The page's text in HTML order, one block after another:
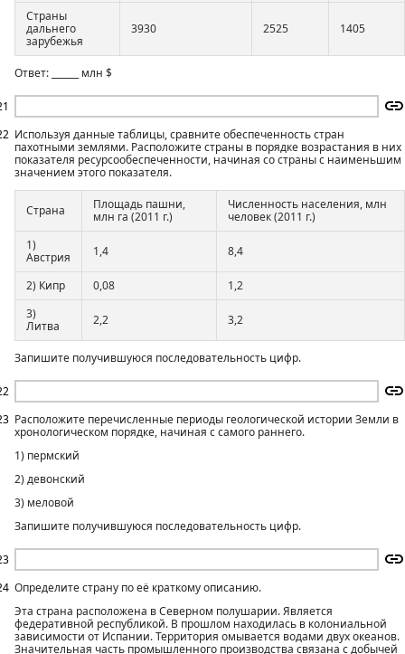
Страны
дальнего
зарубежья
3930 2525 1405
Ответ: ______ млн $
Используя данные таблицы, сравните обеспеченность стран
пахотными землями. Расположите страны в порядке возрастания в них
показателя ресурсообеспеченности, начиная со страны с наименьшим
значением этого показателя.
Страна
Площадь пашни,
млн га (2011 г.)
Численность населения, млн
человек (2011 г.)
1)
Австрия
1,4 8,4
2) Кипр 0,08
1,2
3)
Литва
2,2 3,2
Запишите получившуюся последовательность цифр.
Расположите перечисленные периоды геологической истории Земли в
хронологическом порядке, начиная с самого раннего.
1) пермский
2) девонский
3) меловой
Запишите получившуюся последовательность цифр.
Определите страну по её краткому описанию.
Эта страна расположена в Северном полушарии. Является
федеративной республикой. В прошлом находилась в колониальной
зависимости от Испании. Территория омывается водами двух океанов.
Значительная часть промышленного производства связана с добычей